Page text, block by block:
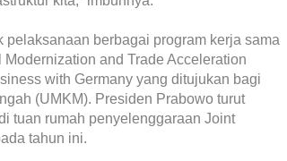
berbagai program kerja sama
and Trade Acceleration
with Germany yang ditujukan bagi
(UMKM). Presiden Prabowo turut
tuan rumah penyelenggaraan Joint
tahun ini.